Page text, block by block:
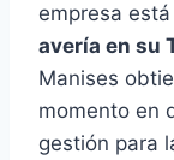
empresa
avería en su
Manises
momento en
gestión para